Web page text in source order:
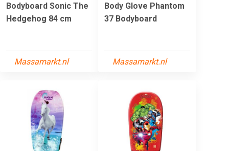
Bodyboard Sonic The
Hedgehog 84 cm
Massamarkt.nl
Body Glove Phantom
37 Bodyboard
Massamarkt.nl